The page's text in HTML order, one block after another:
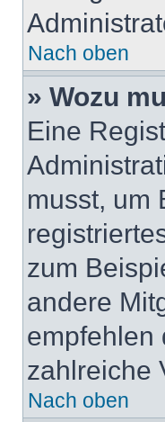
Nach oben
» Wozu
Eine
musst, um
zum
andere
empfehlen
zahlreiche
Nach oben